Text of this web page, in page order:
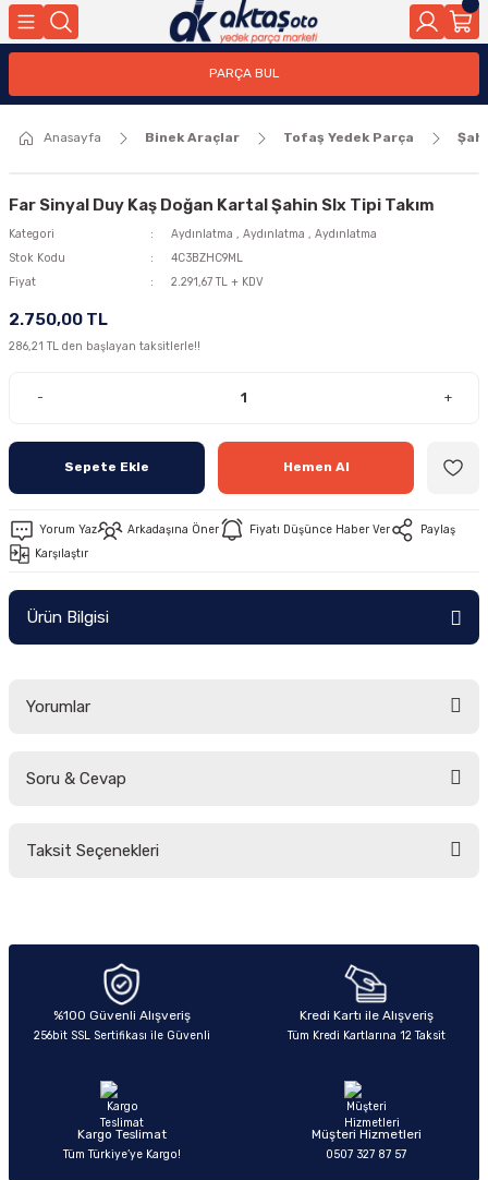
Geri Dön
Geri Dön
PARÇA BUL
Anasayfa Binek Araçlar Tofaş Yedek Parça
Far Sinyal Duy Kaş Doğan Kartal Şahin Slx Tipi Takım
Kategori Aydınlatma , Aydınlatma , Aydınlatma
Stok Kodu
4C3BZHC9ML
Fiyat
2.291,67 TL + KDV
2.750,00 TL
286,21 TL den başlayan taksitlerle!!
- +
Sepete Ekle Hemen Al
Yorum Yaz Arkadaşına Öner Fiyatı Düşünce Haber Ver
Paylaş
Karşılaştır
Ürün Bilgisi
Yorumlar
Soru & Cevap
Taksit Seçenekleri
%100 Güvenli Alışveriş
256bit SSL Sertifikası ile Güvenli
Kredi Kartı ile Alışveriş
Tüm Kredi Kartlarına 12 Taksit
Kargo Teslimat
Tüm Türkiye’ye Kargo!
Müşteri Hizmetleri
0507 327 87 57